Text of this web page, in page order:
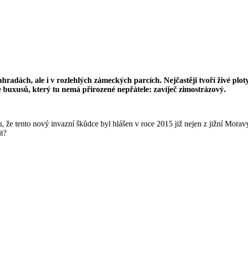
ale i v rozlehlých zámeckých parcích. Nejčastěji tvoří živé
který tu nemá přirozené nepřátele: zavíječ zimostrázový.
tento nový invazní škůdce byl hlášen v roce 2015 již nejen z jižní